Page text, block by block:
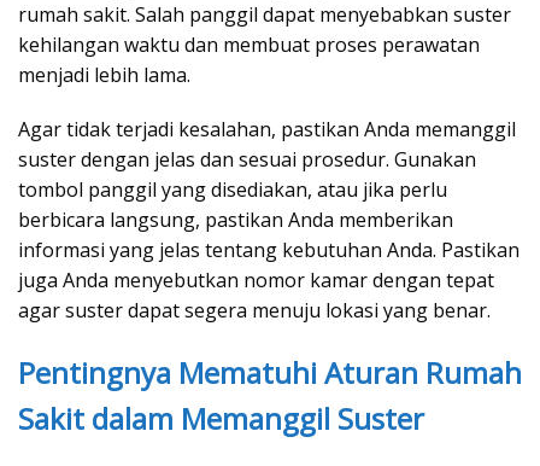
rumah sakit. Salah panggil dapat menyebabkan suster
kehilangan waktu dan membuat proses perawatan
menjadi lebih lama.
Agar tidak terjadi kesalahan, pastikan Anda memanggil
suster dengan jelas dan sesuai prosedur. Gunakan
tombol panggil yang disediakan, atau jika perlu
berbicara langsung, pastikan Anda memberikan
informasi yang jelas tentang kebutuhan Anda. Pastikan
juga Anda menyebutkan nomor kamar dengan tepat
agar suster dapat segera menuju lokasi yang benar.
Pentingnya Mematuhi Aturan Rumah
Sakit dalam Memanggil Suster